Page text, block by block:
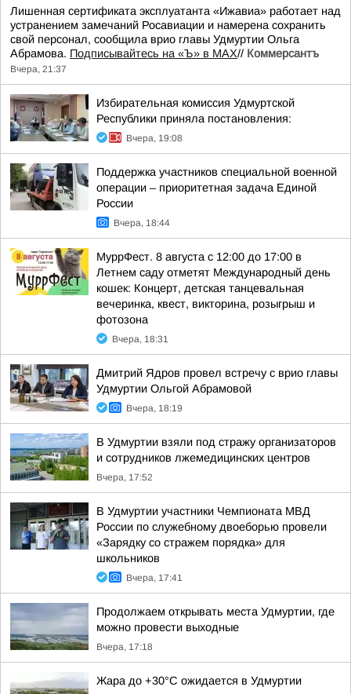
Лишенная сертификата эксплуатанта «Ижавиа» работает над
устранением замечаний Росавиации и намерена сохранить
свой персонал, сообщила врио главы Удмуртии Ольга
Абрамова. Подписывайтесь на «Ъ» в MAX// Коммерсантъ
Вчера, 21:37
Избирательная комиссия Удмуртской
Республики приняла постановления:
Вчера, 19:08
Поддержка участников специальной военной
операции – приоритетная задача Единой
России
Вчера, 18:44
МуррФест. 8 августа с 12:00 до 17:00 в
Летнем саду отметят Международный день
кошек: Концерт, детская танцевальная
вечеринка, квест, викторина, розыгрыш и
фотозона
Вчера, 18:31
Дмитрий Ядров провел встречу с врио главы
Удмуртии Ольгой Абрамовой
Вчера, 18:19
В Удмуртии взяли под стражу организаторов
и сотрудников лжемедицинских центров
Вчера, 17:52
В Удмуртии участники Чемпионата МВД
России по служебному двоеборью провели
«Зарядку со стражем порядка» для
школьников
Вчера, 17:41
Продолжаем открывать места Удмуртии, где
можно провести выходные
Вчера, 17:18
Жара до +30°С ожидается в Удмуртии